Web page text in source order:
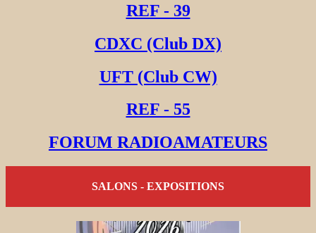
REF - 39
CDXC (Club DX)
UFT (Club CW)
REF - 55
FORUM RADIOAMATEURS
SALONS - EXPOSITIONS